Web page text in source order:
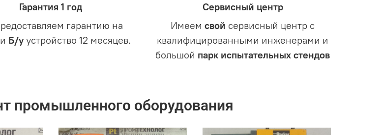
Гарантия 1 год
гарантию на
и Б/уустройство 12 месяцев.
Сервисный центр
Имеемсвой сервисный центр с
квалифицированными инженерами и
большой парк испытательных стендов
промышленного оборудования